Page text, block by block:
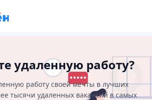
удаленную работу?
работу своей мечты в лучших
тысячи удаленных вакансий в самых